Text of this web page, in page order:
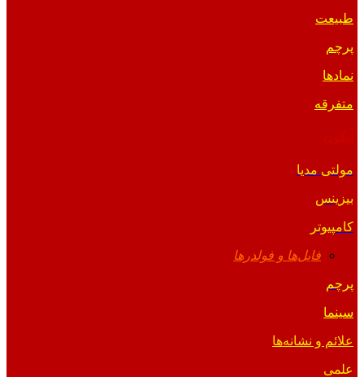
طبیعت
پرچم
نمادها
متفرقه
مولتی مدیا
بیزینس
کامپیوتر
فایل‌ها و فولدرها
پرچم
سینما
علائم و نشانه‌ها
علمی